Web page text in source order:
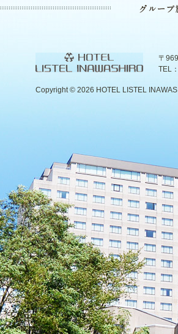
〒
TEL
Copyright © 2026 HOTEL LISTEL